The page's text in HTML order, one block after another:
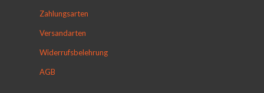
Zahlungsarten
Versandarten
Widerrufsbelehrung
AGB